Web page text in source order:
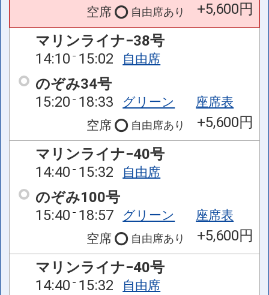
空席
自由席あり
+5,600円
マリンライナ−38号
14:10 15:02 自由席
のぞみ34号
15:20 18:33 グリーン
座席表
空席
自由席あり
+5,600円
マリンライナ−40号
14:40 15:32 自由席
のぞみ100号
15:40 18:57 グリーン
座席表
空席
自由席あり
+5,600円
マリンライナ−40号
14:40 15:32 自由席